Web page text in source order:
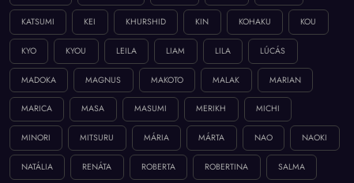
KATSUMI KEI KHURSHID KIN KOHAKU KOU
KYO KYOU LEILA LIAM LILA LÚCÁS
MADOKA MAGNUS MAKOTO MALAK MARIAN
MARICA MASA MASUMI MERIKH MICHI
MINORI MITSURU MÁRIA MÁRTA NAO NAOKI
NATÁLIA RENÁTA ROBERTA ROBERTINA SALMA